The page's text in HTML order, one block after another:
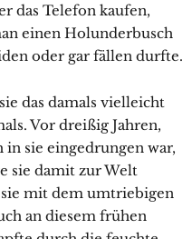
das Telefon kaufen,
einen Holunderbusch
oder gar fällen durfte.
das damals vielleicht
Vor dreißig Jahren,
in sie eingedrungen war,
sie damit zur Welt
mit dem umtriebigen
an diesem frühen